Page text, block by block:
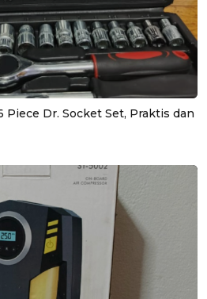
Piece Dr. Socket Set, Praktis dan